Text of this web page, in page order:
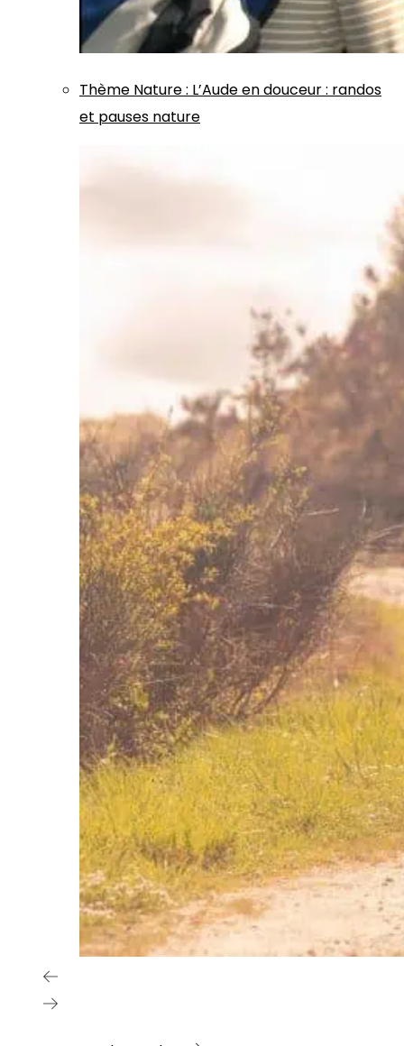
Thème Nature: L’Aude en douceur : randos
et pauses nature